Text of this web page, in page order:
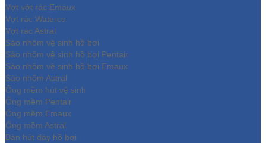
Vợt vớt rác Emaux
Vợt rác Waterco
Vợt rác Astral
Sào nhôm vệ sinh hồ bơi
Sào nhôm vệ sinh hồ bơi Pentair
Sào nhôm vệ sinh hồ bơi Emaux
Sào nhôm Astral
Ống mềm hút vệ sinh
Ống mềm Pentair
Ống mềm Emaux
Ống mềm Astral
Bàn hút đáy hồ bơi